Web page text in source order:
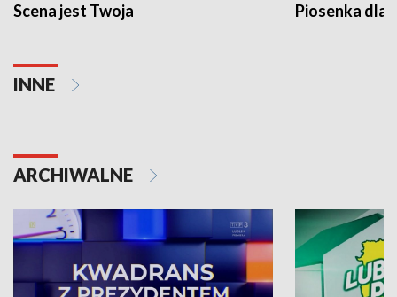
Scena jest Twoja Piosenka dla
INNE
ARCHIWALNE